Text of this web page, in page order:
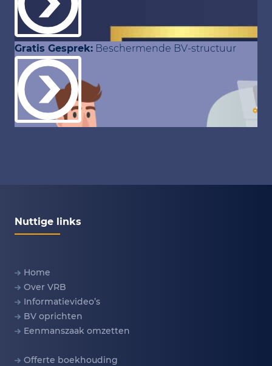
Gratis Gesprek: Beschermende BV-structuur
Nuttige links
Home
Over VRB
Informatievideo’s
BV oprichten
Eenmanszaak omzetten
Offerte boekhouding